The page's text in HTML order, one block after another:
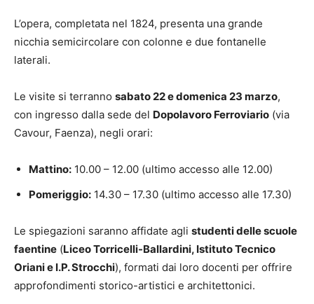
L’opera, completata nel 1824, presenta una grande
nicchia semicircolare con colonne e due fontanelle
laterali.
Le visite si terranno sabato 22 e domenica 23 marzo,
con ingresso dalla sede del Dopolavoro Ferroviario (via
Cavour, Faenza), negli orari:
Mattino: 10.00 – 12.00 (ultimo accesso alle 12.00)
Pomeriggio: 14.30 – 17.30 (ultimo accesso alle 17.30)
Le spiegazioni saranno affidate agli studenti delle scuole
faentine (Liceo Torricelli-Ballardini, Istituto Tecnico
Oriani e I.P. Strocchi), formati dai loro docenti per offrire
approfondimenti storico-artistici e architettonici.